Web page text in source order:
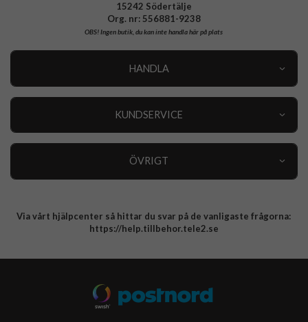
15242 Södertälje
Org. nr: 556881-9238
OBS!Ingen butik, du kan inte handla här på plats
HANDLA
KUNDSERVICE
ÖVRIGT
Integritetspolicy
Via vårt hjälpcenter så hittar du svar på de vanligaste frågorna:
https://help.tillbehor.tele2.se